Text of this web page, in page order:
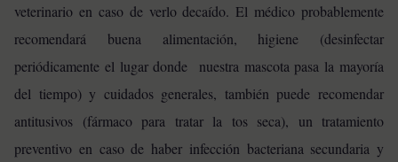
veterinario en caso de verlo decaído. El médico probablemente
recomendará buena alimentación, higiene (desinfectar
periódicamente el lugar donde nuestra mascota pasa la mayoría
del tiempo) y cuidados generales, también puede recomendar
antitusivos (fármaco para tratar la tos seca), un tratamiento
preventivo en caso de haber infección bacteriana secundaria y